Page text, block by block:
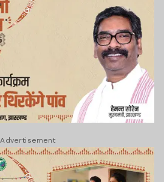
Advertisement